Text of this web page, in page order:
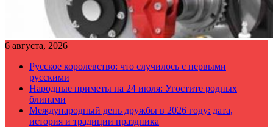
6 августа, 2026
Русское королевство: что случилось с первыми
русскими
Народные приметы на 24 июля: Угостите родных
блинами
Международный день дружбы в 2026 году: дата,
история и традиции праздника